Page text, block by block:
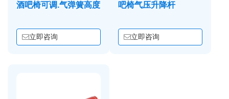
酒吧椅可调.气弹簧高度
立即咨询
吧椅气压升降杆
立即咨询